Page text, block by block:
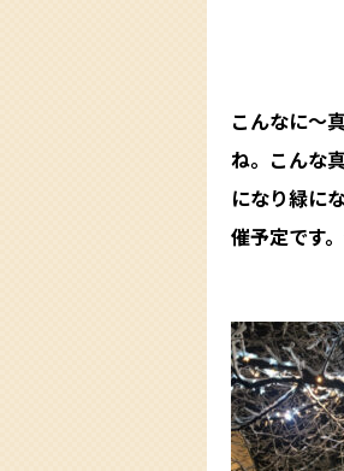
こんなに〜
ね。こんな
になり緑に
催予定です